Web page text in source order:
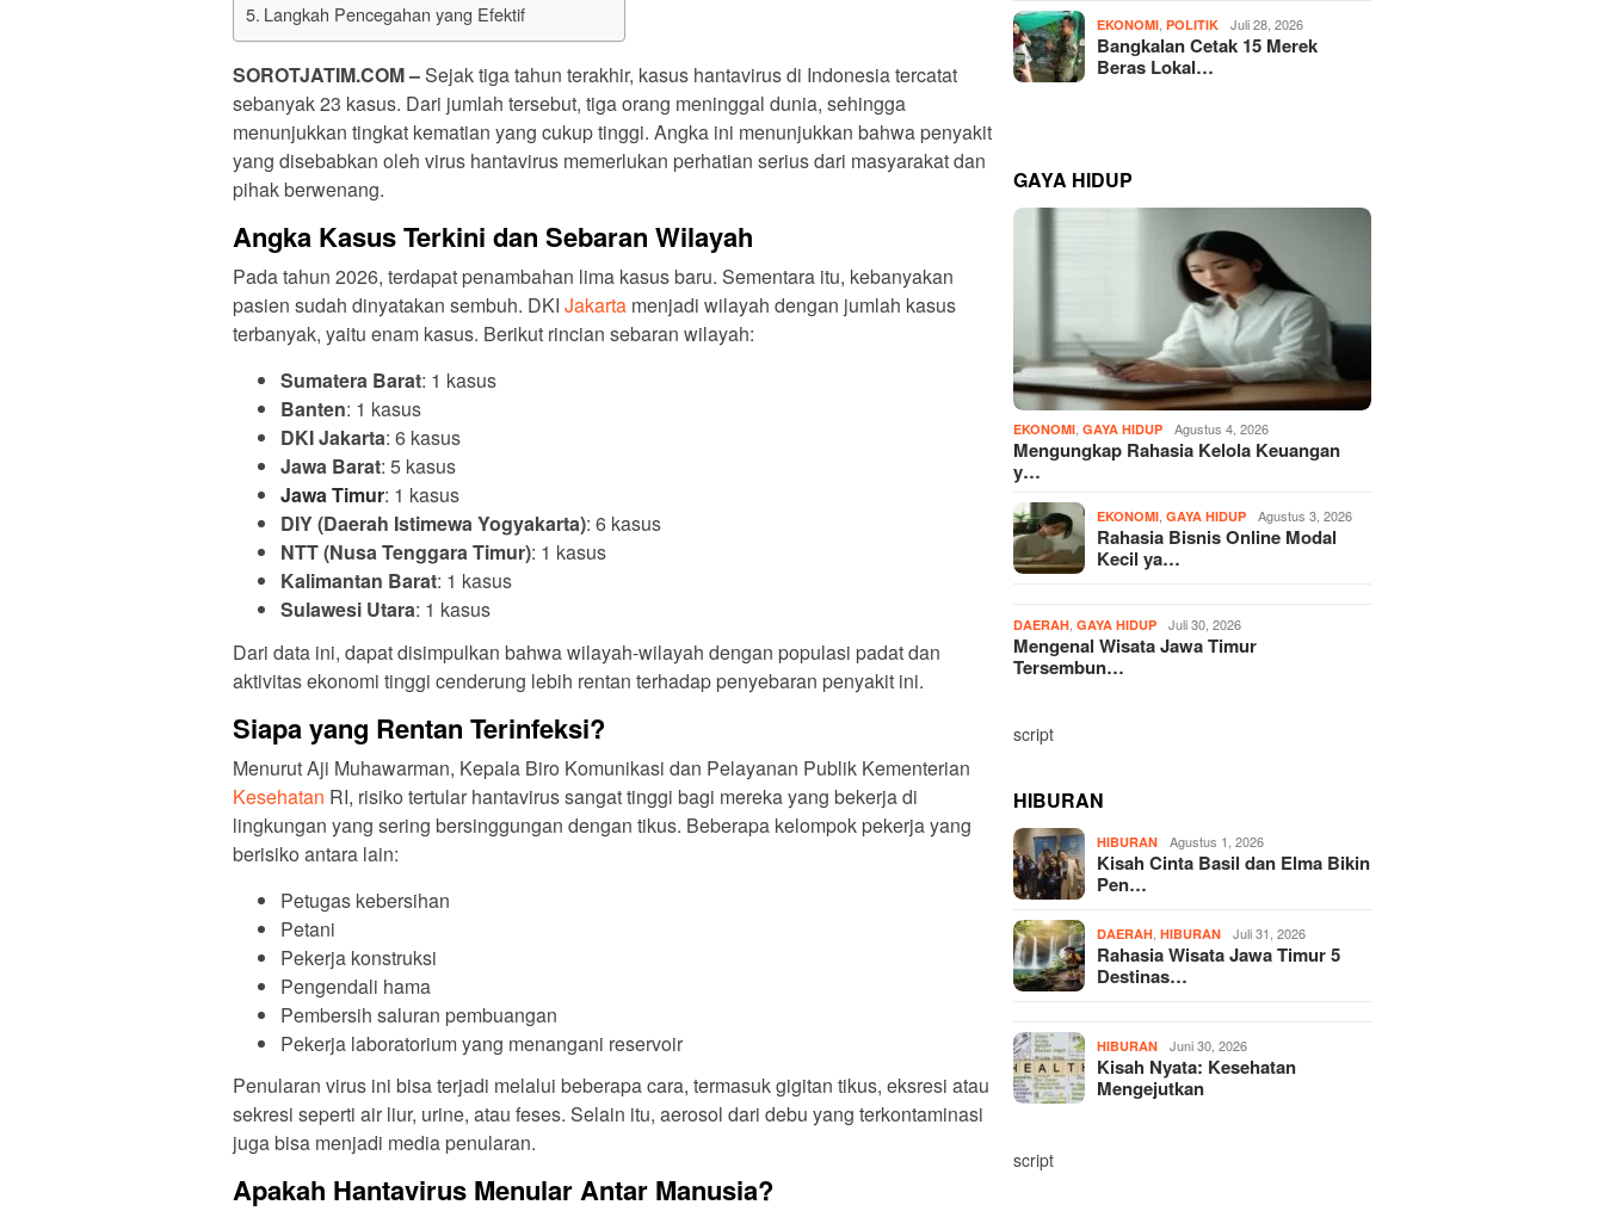
Langkah Pencegahan yang Efektif
SOROTJATIM.COM –Sejak tiga tahun terakhir, kasus hantavirus di Indonesia tercatat
sebanyak 23 kasus. Dari jumlah tersebut, tiga orang meninggal dunia, sehingga
menunjukkan tingkat kematian yang cukup tinggi. Angka ini menunjukkan bahwa penyakit
yang disebabkan oleh virus hantavirus memerlukan perhatian serius dari masyarakat dan
pihak berwenang.
Angka Kasus Terkini dan Sebaran Wilayah
Pada tahun 2026, terdapat penambahan lima kasus baru. Sementara itu, kebanyakan
pasien sudah dinyatakan sembuh. DKI Jakarta menjadi wilayah dengan jumlah kasus
terbanyak, yaitu enam kasus. Berikut rincian sebaran wilayah:
Sumatera Barat: 1 kasus
Banten: 1 kasus
DKI Jakarta: 6 kasus
Jawa Barat: 5 kasus
Jawa Timur: 1 kasus
DIY (Daerah Istimewa Yogyakarta): 6 kasus
NTT (Nusa Tenggara Timur): 1 kasus
Kalimantan Barat: 1 kasus
Sulawesi Utara: 1 kasus
Dari data ini, dapat disimpulkan bahwa wilayah-wilayah dengan populasi padat dan
aktivitas ekonomi tinggi cenderung lebih rentan terhadap penyebaran penyakit ini.
Siapa yang Rentan Terinfeksi?
Kesehatan RI, risiko tertular hantavirus sangat tinggi bagi mereka yang bekerja di
lingkungan yang sering bersinggungan dengan tikus. Beberapa kelompok pekerja yang
berisiko antara lain:
Petugas kebersihan
Petani
Pekerja konstruksi
Pengendali hama
Pembersih saluran pembuangan
Pekerja laboratorium yang menangani reservoir
Penularan virus ini bisa terjadi melalui beberapa cara, termasuk gigitan tikus, eksresi atau
sekresi seperti air liur, urine, atau feses. Selain itu, aerosol dari debu yang terkontaminasi
juga bisa menjadi media penularan.
Apakah Hantavirus Menular Antar Manusia?
EKONOMI ,POLITIK Juli 28, 2026
Bangkalan Cetak 15 Merek
Beras Lokal…
GAYA HIDUP
EKONOMI ,GAYA HIDUP Agustus 4, 2026
Mengungkap Rahasia Kelola Keuangan
y…
EKONOMI ,GAYA HIDUP Agustus 3, 2026
Rahasia Bisnis Online Modal
Kecil ya…
DAERAH ,GAYA HIDUP Juli 30, 2026
Mengenal Wisata Jawa Timur
Tersembun…
script
HIBURAN
HIBURAN Agustus 1, 2026
Kisah Cinta Basil dan Elma Bikin
Pen…
DAERAH ,HIBURAN Juli 31, 2026
Rahasia Wisata Jawa Timur 5
Destinas…
HIBURAN Juni 30, 2026
Kisah Nyata: Kesehatan
Mengejutkan
script